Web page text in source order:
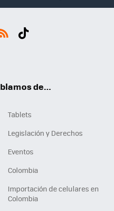
de...
Tablets
Legislación y Derechos
Eventos
Colombia
Importación de celulares en
Colombia